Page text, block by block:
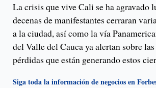
La crisis que vive Cali se ha agravado
decenas de manifestantes cerraran
a la ciudad, así como la vía
del Valle del Cauca ya alertan sobre
pérdidas que están generando estos
Siga toda la información de negocios en